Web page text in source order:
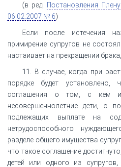
(в ред. Постановления
06.02.2007 № 6)
Если после истечения
примирение супругов не
настаивает на прекращении
11. В случае, когда при
порядке будет установлено,
соглашения о том, с кем
несовершеннолетние дети, о
подлежащих выплате на
нетрудоспособного
разделе общего имущества
что такое соглашение
детей или одного из